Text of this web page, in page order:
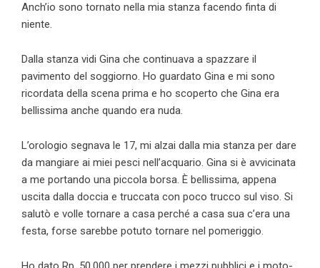
Anch’io sono tornato nella mia stanza facendo finta di
niente.
Dalla stanza vidi Gina che continuava a spazzare il
pavimento del soggiorno. Ho guardato Gina e mi sono
ricordata della scena prima e ho scoperto che Gina era
bellissima anche quando era nuda.
L’orologio segnava le 17, mi alzai dalla mia stanza per dare
da mangiare ai miei pesci nell’acquario. Gina si è avvicinata
a me portando una piccola borsa. È bellissima, appena
uscita dalla doccia e truccata con poco trucco sul viso. Si
salutò e volle tornare a casa perché a casa sua c’era una
festa, forse sarebbe potuto tornare nel pomeriggio.